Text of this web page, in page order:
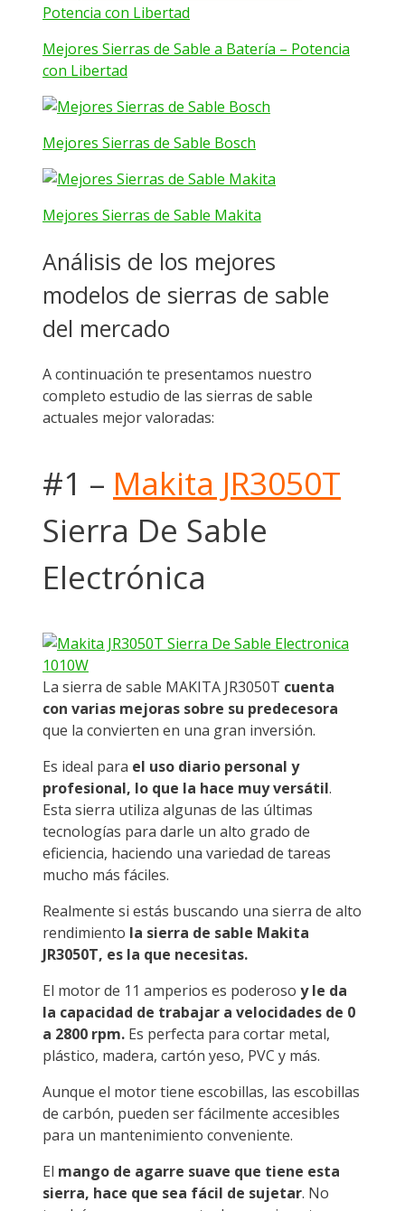
Mejores Sierras de Sable a Batería – Potencia
con Libertad
Mejores Sierras de Sable Bosch
Mejores Sierras de Sable Makita
Análisis de los mejores
modelos de sierras de sable
del mercado
A continuación te presentamos nuestro
completo estudio de las sierras de sable
actuales mejor valoradas:
#1 – Makita JR3050T
Sierra De Sable
Electrónica
La sierra de sable MAKITA JR3050T cuenta
con varias mejoras sobre su predecesora
que la convierten en una gran inversión.
Es ideal para el uso diario personal y
profesional, lo que la hace muy versátil.
Esta sierra utiliza algunas de las últimas
tecnologías para darle un alto grado de
eficiencia, haciendo una variedad de tareas
mucho más fáciles.
Realmente si estás buscando una sierra de alto
rendimiento la sierra de sable Makita
JR3050T, es la que necesitas.
El motor de 11 amperios es poderoso y le da
la capacidad de trabajar a velocidades de 0
a 2800 rpm. Es perfecta para cortar metal,
plástico, madera, cartón yeso, PVC y más.
Aunque el motor tiene escobillas, las escobillas
de carbón, pueden ser fácilmente accesibles
para un mantenimiento conveniente.
El mango de agarre suave que tiene esta
sierra, hace que sea fácil de sujetar. No